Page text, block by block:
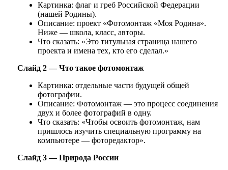
Картинка: флаг и греб Российской Федерации
(нашей Родины).
Описание: проект «Фотомонтаж «Моя Родина».
Ниже — школа, класс, авторы.
Что сказать: «Это титульная страница нашего
проекта и имена тех, кто его сделал.»
Слайд 2 — Что такое фотомонтаж
Картинка: отдельные части будущей общей
фотографии.
Описание: Фотомонтаж — это процесс соединения
двух и более фотографий в одну.
Что сказать: «Чтобы освоить фотомонтаж, нам
пришлось изучить специальную программу на
компьютере — фоторедактор».
Слайд 3 — Природа России